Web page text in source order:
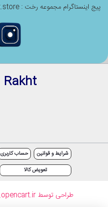
پیج اینستاگرام مجموعه رخت : rakht.store@
شرایط و قوانین حساب کاربری
تعویض کالا
طراحی توسط opencart.ir